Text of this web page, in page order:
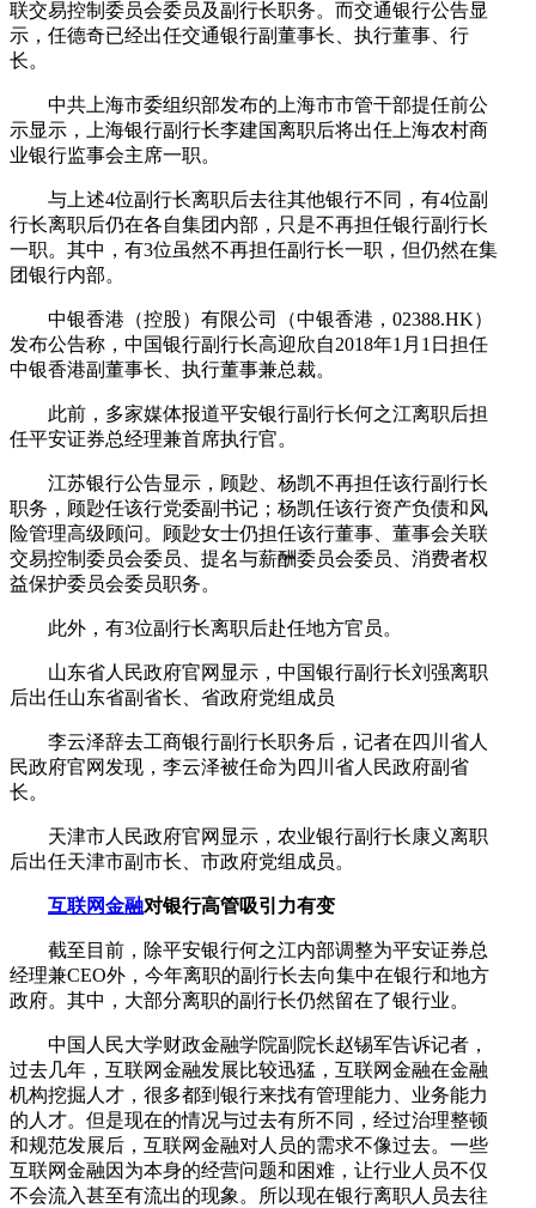
联交易控制委员会委员及副行长职务。而交通银行公告显
示，任德奇已经出任交通银行副董事长、执行董事、行
长。
中共上海市委组织部发布的上海市市管干部提任前公
示显示，上海银行副行长李建国离职后将出任上海农村商
业银行监事会主席一职。
与上述4位副行长离职后去往其他银行不同，有4位副
行长离职后仍在各自集团内部，只是不再担任银行副行长
一职。其中，有3位虽然不再担任副行长一职，但仍然在集
团银行内部。
中银香港（控股）有限公司（中银香港，02388.HK）
发布公告称，中国银行副行长高迎欣自2018年1月1日担任
中银香港副董事长、执行董事兼总裁。
此前，多家媒体报道平安银行副行长何之江离职后担
任平安证券总经理兼首席执行官。
江苏银行公告显示，顾尟、杨凯不再担任该行副行长
职务，顾尟任该行党委副书记；杨凯任该行资产负债和风
险管理高级顾问。顾尟女士仍担任该行董事、董事会关联
交易控制委员会委员、提名与薪酬委员会委员、消费者权
益保护委员会委员职务。
此外，有3位副行长离职后赴任地方官员。
山东省人民政府官网显示，中国银行副行长刘强离职
后出任山东省副省长、省政府党组成员
李云泽辞去工商银行副行长职务后，记者在四川省人
民政府官网发现，李云泽被任命为四川省人民政府副省
长。
天津市人民政府官网显示，农业银行副行长康义离职
后出任天津市副市长、市政府党组成员。
互联网金融对银行高管吸引力有变
截至目前，除平安银行何之江内部调整为平安证券总
经理兼CEO外，今年离职的副行长去向集中在银行和地方
政府。其中，大部分离职的副行长仍然留在了银行业。
中国人民大学财政金融学院副院长赵锡军告诉记者，
过去几年，互联网金融发展比较迅猛，互联网金融在金融
机构挖掘人才，很多都到银行来找有管理能力、业务能力
的人才。但是现在的情况与过去有所不同，经过治理整顿
和规范发展后，互联网金融对人员的需求不像过去。一些
互联网金融因为本身的经营问题和困难，让行业人员不仅
不会流入甚至有流出的现象。所以现在银行离职人员去往